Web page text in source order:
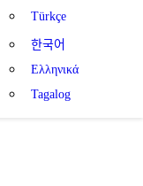
Türkçe
한국어
Ελληνικά
Tagalog